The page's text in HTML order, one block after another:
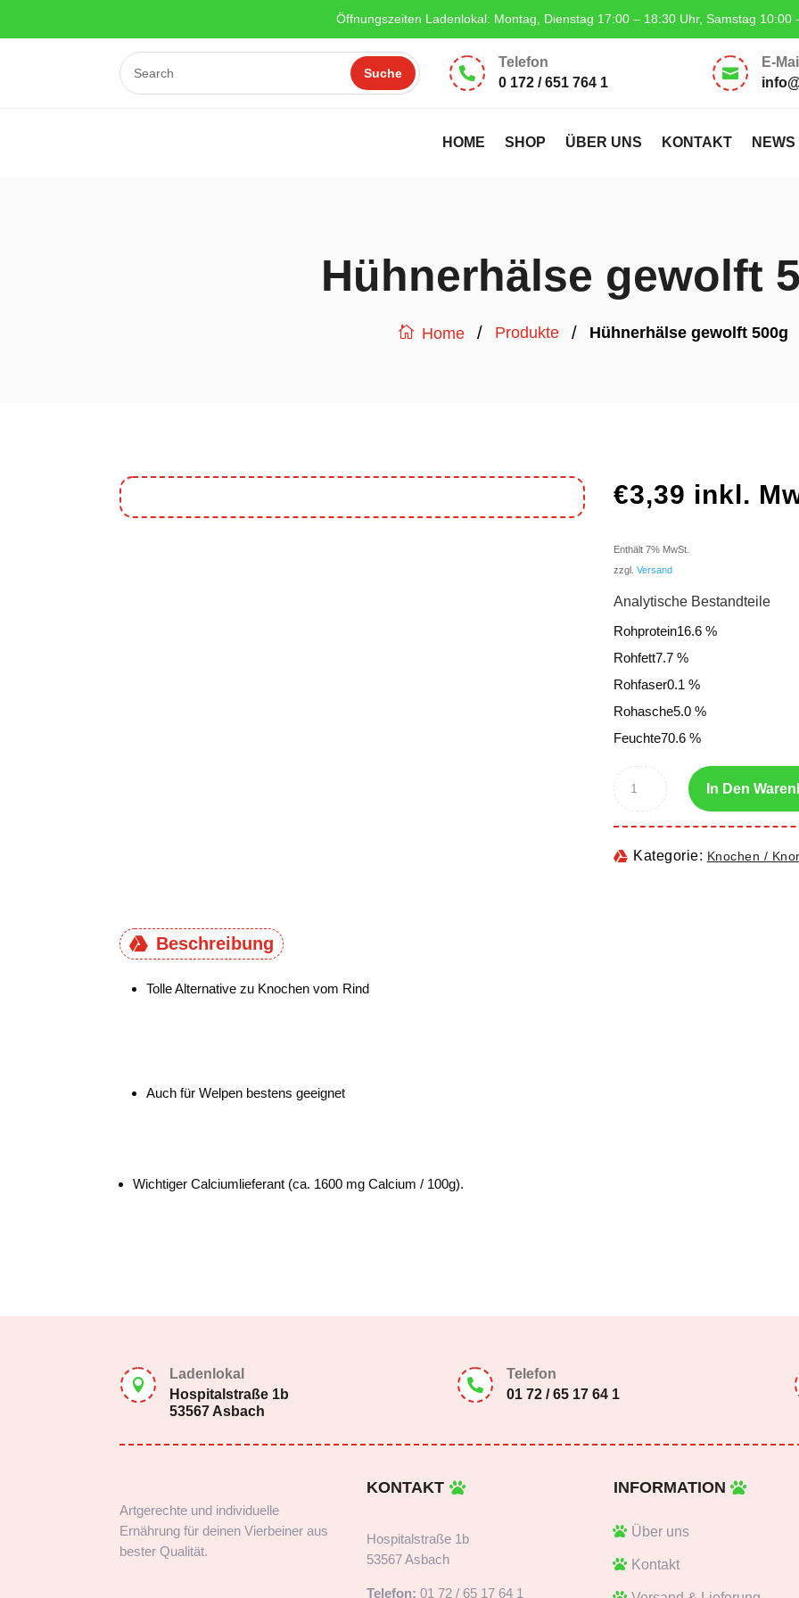
Öffnungszeiten Ladenlokal: Montag, Dienstag 17:00 – 18:30 Uhr, Samstag 10:00

Telefon
0 172 / 651 764 1

E-
HOME SHOP ÜBER UNS KONTAKT NEWS
Hühnerhälse gewolft
Home / Produkte / Hühnerhälse gewolft 500g
€3,39 inkl.
Enthält 7% MwSt.
zzgl.Versand
Analytische Bestandteile
Rohprotein16.6 %
Rohfett7.7 %
Rohfaser0.1 %
Rohasche5.0 %
Feuchte70.6 %
In Den
Kategorie: Knochen /
Beschreibung
Tolle Alternative zu Knochen vom Rind
Auch für Welpen bestens geeignet
Wichtiger Calciumlieferant (ca. 1600 mg Calcium / 100g).

Ladenlokal
Hospitalstraße 1b
53567 Asbach

Telefon
01 72 / 65 17 64 1
Artgerechte und individuelle
Ernährung für deinen Vierbeiner aus
bester Qualität.
KONTAKT
Hospitalstraße 1b
53567 Asbach
Telefon: 01 72 / 65 17 64 1
INFORMATION
Über uns
Kontakt